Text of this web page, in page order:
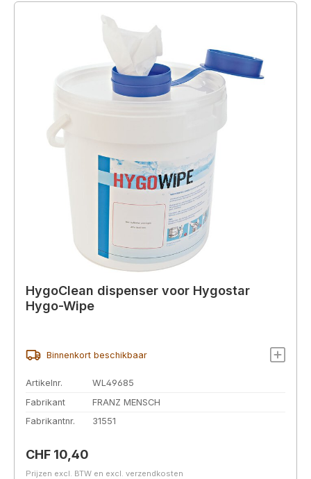
HygoClean dispenser voor Hygostar
Hygo-Wipe
Binnenkort beschikbaar
Artikelnr.
WL49685
Fabrikant
FRANZ MENSCH
Fabrikantnr.
31551
Normale prijs:
CHF 10,40
Prijzen excl. BTW en excl. verzendkosten